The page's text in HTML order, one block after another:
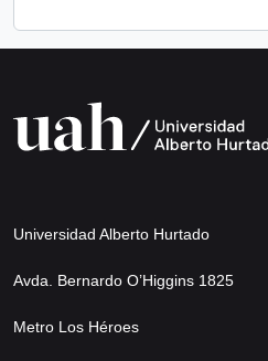
Universidad Alberto Hurtado
Avda. Bernardo O’Higgins 1825
Metro Los Héroes